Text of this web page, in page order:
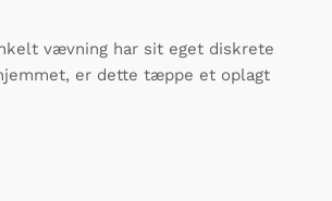
vævning har sit eget diskrete
er dette tæppe et oplagt